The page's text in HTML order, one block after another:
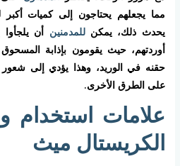
مما يجعلهم يحتاجون إلى كميات أكبر
يحدث ذلك، يمكنللمدمنين أن
أوردتهم، حيث يقومون بإذابة
حقنه في الوريد، وهذا يؤدي إلى
على الطرق الأخرى.
علامات استخدام
الكريستال ميث